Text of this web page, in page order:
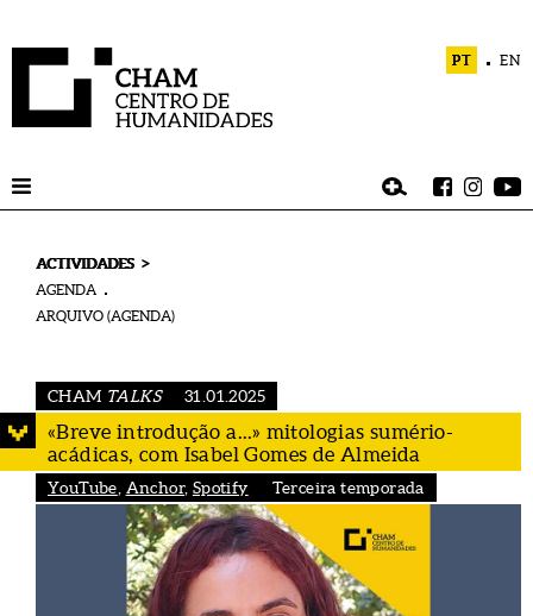
PT EN
ACTIVIDADES >
AGENDA
ARQUIVO (AGENDA)
CHAM TALKS 31.01.2025
«Breve introdução a...» mitologias sumério-
acádicas, com Isabel Gomes de Almeida
YouTube Anchor, Spotify Terceira temporada